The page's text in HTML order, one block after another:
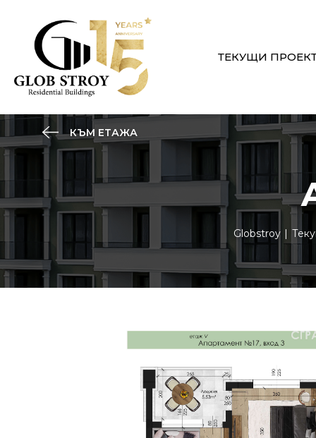
ТЕКУЩИ
КЪМ ЕТАЖА
Globstroy